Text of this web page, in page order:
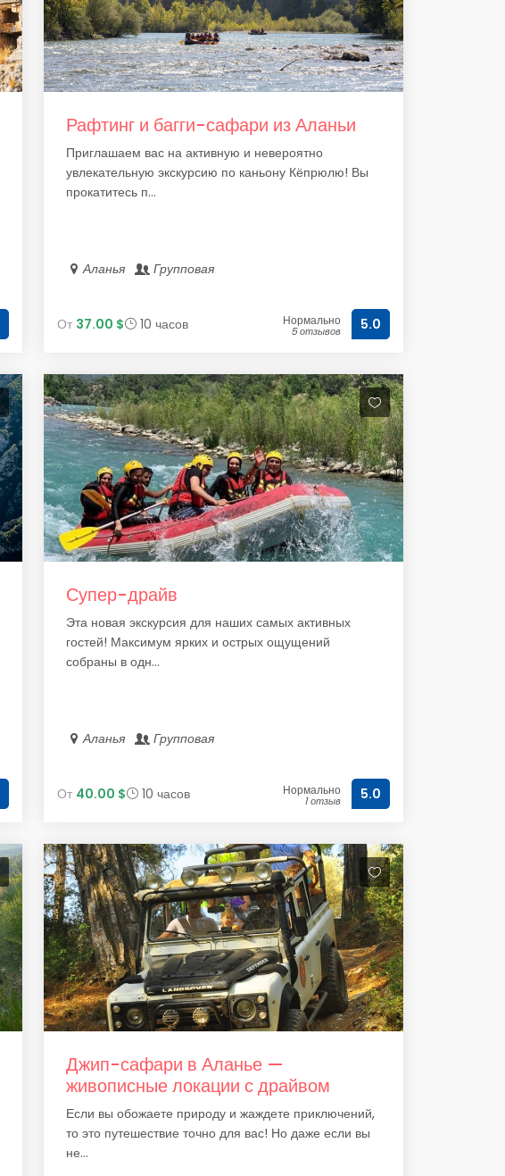
Рафтинг и багги-сафари из Аланьи
Приглашаем вас на активную и невероятно
увлекательную экскурсию по каньону Кёпрюлю! Вы
прокатитесь п...
Аланья Групповая
От 37.00 $ 10 часов Нормально
5 отзывов 5.0
Супер-драйв
Эта новая экскурсия для наших самых активных
гостей! Максимум ярких и острых ощущений
собраны в одн...
Аланья Групповая
От 40.00 $ 10 часов Нормально
1 отзыв 5.0
Джип-сафари в Аланье —
живописные локации с драйвом
Если вы обожаете природу и жаждете приключений,
то это путешествие точно для вас! Но даже если вы
не...